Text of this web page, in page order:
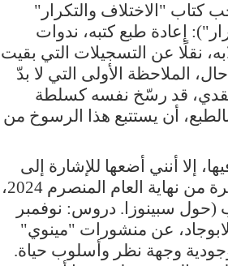
"الاختلاف والتكرار"
إعادة طبع كتبه، ندوات
نقلًا عن التسجيلات التي بقيت
الملاحظة الأولى التي لا بدّ
قد رسّخ نفسه كسلطة
أن يستتبع هذا الرسوخ من
إلا أنني أضعها للإشارة إلى
أول كتب دولوز التي تصدر بهذه المناسبة (صدر في الأشهر الأخيرة من نهاية العام المنصرم 2024،
(حول سبينوزا. دروس: نوفمبر
وجهة نظر وأسلوب حياة.